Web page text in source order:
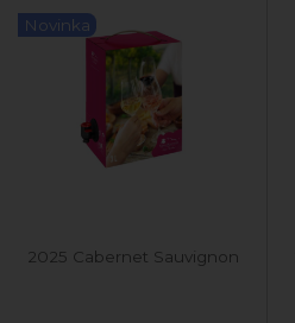
Novinka
2025 Cabernet Sauvignon